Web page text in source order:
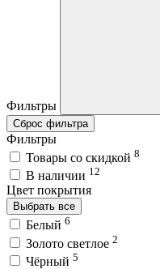
Фильтры
Сброс фильтра
Фильтры
Товары со скидкой 8
В наличии 12
Цвет покрытия
Выбрать все
Белый 6
Золото светлое 2
Чёрный 5